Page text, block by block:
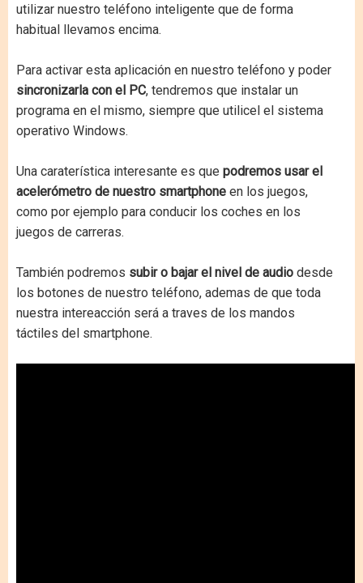
utilizar nuestro teléfono inteligente que de forma
habitual llevamos encima.
Para activar esta aplicación en nuestro teléfono y poder
sincronizarla con el PC, tendremos que instalar un
programa en el mismo, siempre que utilicel el sistema
operativo Windows.
Una caraterística interesante es que podremos usar el
acelerómetro de nuestro smartphone en los juegos,
como por ejemplo para conducir los coches en los
juegos de carreras.
También podremos subir o bajar el nivel de audio desde
los botones de nuestro teléfono, ademas de que toda
nuestra intereacción será a traves de los mandos
táctiles del smartphone.